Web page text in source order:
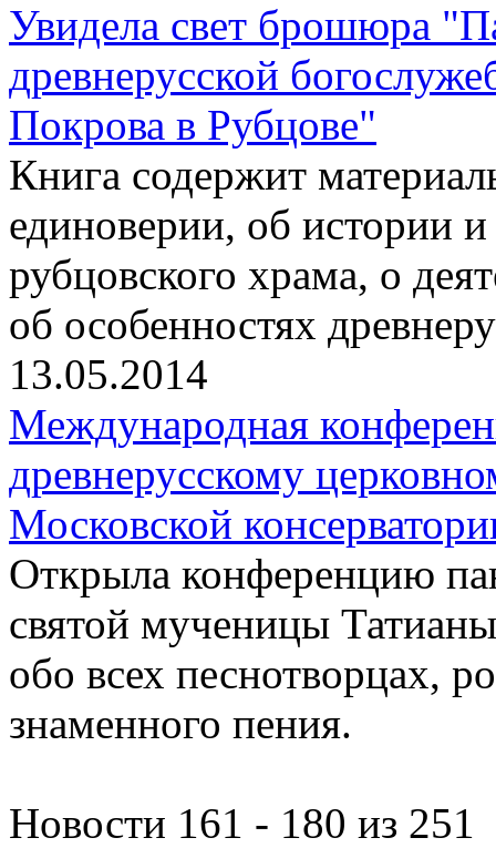
Увидела свет брошюра
древнерусской
Покрова в Рубцове"
Книга содержит
единоверии, об истории
рубцовского храма, о
об особенностях
13.05.2014
Международная
древнерусскому
Московской
Открыла конференцию
святой мученицы
обо всех песнотворцах,
знаменного пения.
Новости 161 - 180 из 251